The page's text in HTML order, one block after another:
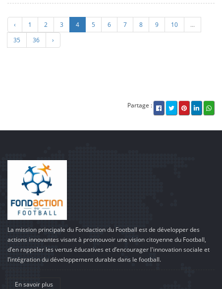
‹ 1 2 3 4 5 6 7 8 9 10
...
35
36 ›
Partage :
La mission principale du Fondaction du Football est de développer des
actions innovantes visant à promouvoir une vision citoyenne du Football,
d’en rappeler les vertus éducatives et d’encourager l'innovation sociale et
l’intégration du développement durable dans le football.
En savoir plus